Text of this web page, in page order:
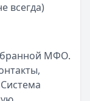
всегда)
МФО.